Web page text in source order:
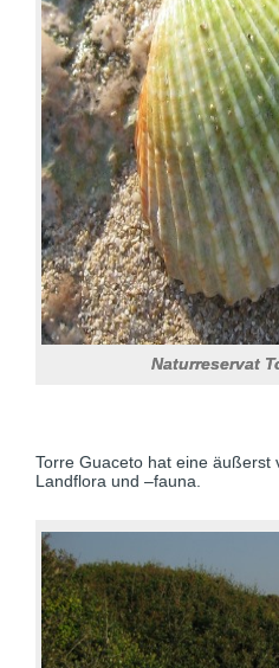
Naturreservat
Torre Guaceto hat eine äußerst
Landflora und –fauna.